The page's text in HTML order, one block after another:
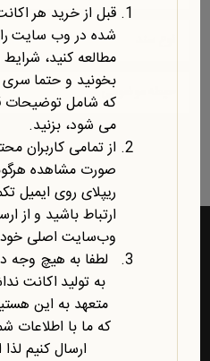
حیطه موضوعی
نمایش یک نتیجه
راه‌های ارتباط با
1- برای پشتیبانی اکانت
قبل از خرید هر
شده در وب سایت
مطالعه کنید،
بخونید و حتما سری
که شامل توضیحات
می شود، بزنید.
از تمامی کاربران
صورت مشاهده
ریپلای روی ایمیل
ارتباط باشید و از
وب‌سایت اصلی
لطفا به هیچ
به تولید اکانت
متعهد به این
که ما با اطلاعات
ارسال کنیم